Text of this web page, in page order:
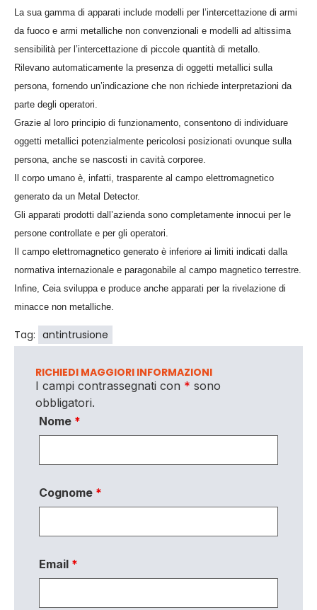
La sua gamma di apparati include modelli per l’intercettazione di armi
da fuoco e armi metalliche non convenzionali e modelli ad altissima
sensibilità per l’intercettazione di piccole quantità di metallo.
Rilevano automaticamente la presenza di oggetti metallici sulla
persona, fornendo un’indicazione che non richiede interpretazioni da
parte degli operatori.
Grazie al loro principio di funzionamento, consentono di individuare
oggetti metallici potenzialmente pericolosi posizionati ovunque sulla
persona, anche se nascosti in cavità corporee.
Il corpo umano è, infatti, trasparente al campo elettromagnetico
generato da un Metal Detector.
Gli apparati prodotti dall’azienda sono completamente innocui per le
persone controllate e per gli operatori.
Il campo elettromagnetico generato è inferiore ai limiti indicati dalla
normativa internazionale e paragonabile al campo magnetico terrestre.
Infine, Ceia sviluppa e produce anche apparati per la rivelazione di
minacce non metalliche.
Tag: antintrusione
RICHIEDI MAGGIORI INFORMAZIONI
I campi contrassegnati con * sono
obbligatori.
Nome *
Cognome *
Email *